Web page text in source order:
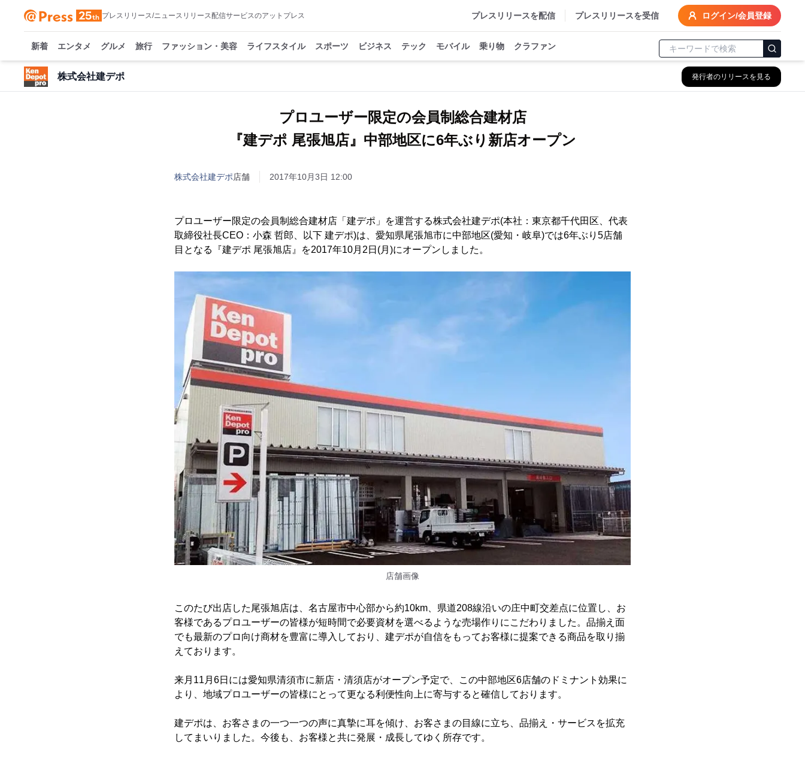
プレスリリース/ニュースリリース配信サービスのアットプレス プレスリリースを配信 プレスリリースを受信 ログイン/会員登録
新着 エンタメ グルメ 旅行 ファッション・美容 ライフスタイル スポーツ ビジネス テック モバイル 乗り物 クラファン
株式会社建デポ 発行者のリリースを見る
プロユーザー限定の会員制総合建材店
『建デポ 尾張旭店』中部地区に6年ぶり新店オープン
株式会社建デポ店舗 2017年10月3日 12:00
プロユーザー限定の会員制総合建材店「建デポ」を運営する株式会社建デポ(本社：東京都千代田区、代表
取締役社長CEO：小森 哲郎、以下 建デポ)は、愛知県尾張旭市に中部地区(愛知・岐阜)では6年ぶり5店舗
目となる『建デポ 尾張旭店』を2017年10月2日(月)にオープンしました。
店舗画像
このたび出店した尾張旭店は、名古屋市中心部から約10km、県道208線沿いの庄中町交差点に位置し、お
客様であるプロユーザーの皆様が短時間で必要資材を選べるような売場作りにこだわりました。品揃え面
でも最新のプロ向け商材を豊富に導入しており、建デポが自信をもってお客様に提案できる商品を取り揃
えております。
来月11月6日には愛知県清須市に新店・清須店がオープン予定で、この中部地区6店舗のドミナント効果に
より、地域プロユーザーの皆様にとって更なる利便性向上に寄与すると確信しております。
建デポは、お客さまの一つ一つの声に真摯に耳を傾け、お客さまの目線に立ち、品揃え・サービスを拡充
してまいりました。今後も、お客様と共に発展・成長してゆく所存です。